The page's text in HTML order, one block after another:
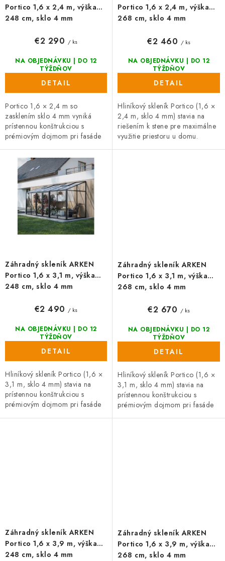
v
t
o
Portico 1,6 x 2,4 m, výška
248 cm, sklo 4 mm
NA OBJEDNÁVKU | DO 12
TÝŽDŇOV
€2 290 / ks
DETAIL
Portico 1,6 × 2,4 m so
zasklením sklo 4 mm vyniká
prístennou konštrukciou s
prémiovým dojmom pri fasáde
165 cm) a odstín RAL na prání
podčiarkujú...
Portico 1,6 x 2,4 m, výška
268 cm, sklo 4 mm
NA OBJEDNÁVKU | DO 12
TÝŽDŇOV
€2 460 / ks
DETAIL
Hliníkový skleník Portico (1,6 ×
2,4 m, sklo 4 mm) stavia na
riešením k stene pre maximálne
využitie priestoru u domu.
Záhradný skleník ARKEN
Portico 1,6 x 3,1 m, výška
248 cm, sklo 4 mm
NA OBJEDNÁVKU | DO 12
TÝŽDŇOV
€2 490 / ks
DETAIL
Hliníkový skleník Portico (1,6 ×
3,1 m, sklo 4 mm) stavia na
prístennou konštrukciou s
prémiovým dojmom pri fasáde
Záhradný skleník ARKEN
Portico 1,6 x 3,1 m, výška
268 cm, sklo 4 mm
NA OBJEDNÁVKU | DO 12
TÝŽDŇOV
€2 670 / ks
DETAIL
Hliníkový skleník Portico (1,6 ×
3,1 m, sklo 4 mm) stavia na
prístennou konštrukciou s
prémiovým dojmom pri fasáde
Záhradný skleník ARKEN
Portico 1,6 x 3,9 m, výška
248 cm, sklo 4 mm
Záhradný skleník ARKEN
Portico 1,6 x 3,9 m, výška
268 cm, sklo 4 mm